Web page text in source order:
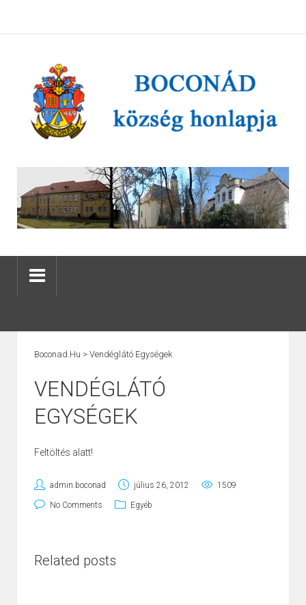
Boconad.hu > Vendéglátó Egységek
VENDÉGLÁTÓ
EGYSÉGEK
Feltöltés alatt!
admin.boconad július 26, 2012 1509
No Comments Egyéb
Related posts